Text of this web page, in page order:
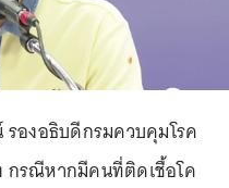
องอธิบดีกรมควบคุมโรค
กรณีหากมีคนที่ติดเชื้อโค